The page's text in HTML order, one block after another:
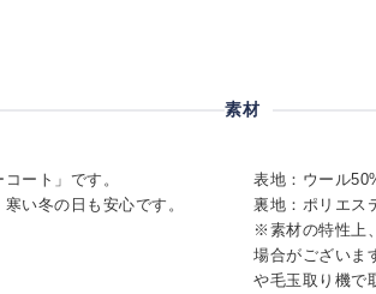
ート」です。
い冬の日も安心です。
素材
表地：ウール
裏地：ポリエス
※素材の特性上
場合がございま
や毛玉取り機で